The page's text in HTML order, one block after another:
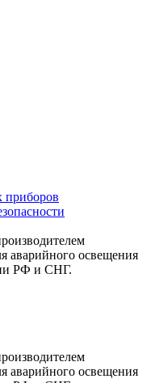
приборов
аварийного освещения
РФ и СНГ.
аварийного освещения